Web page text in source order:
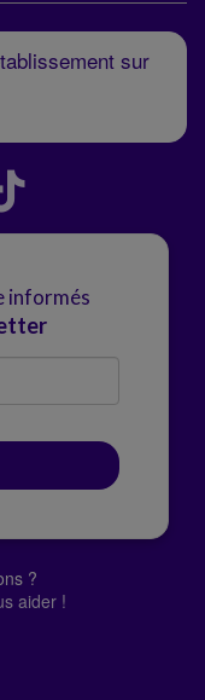
sur
informés
?
aider !